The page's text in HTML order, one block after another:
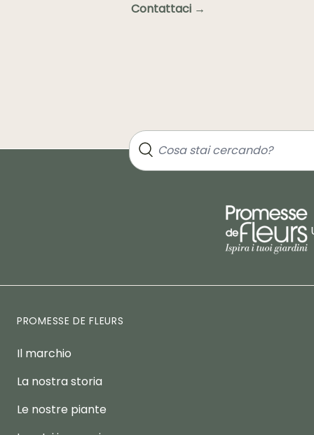
Contattaci →
PROMESSE DE FLEURS
Il marchio
La nostra storia
Le nostre piante